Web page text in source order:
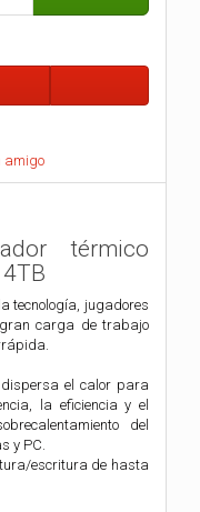
amigo
térmico
tecnología, jugadores
gran carga de trabajo
el calor para
la eficiencia y el
del
y PC.
escritura de hasta